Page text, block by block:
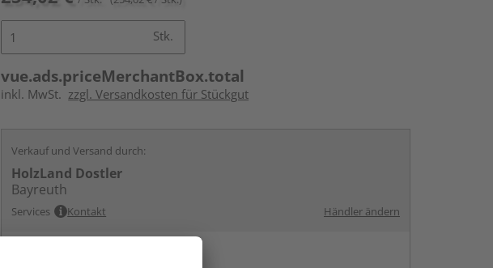
Stk.
vue.ads.priceMerchantBox.total
inkl. MwSt. zzgl. Versandkosten für Stückgut
Verkauf und Versand durch:
HolzLand Dostler
Bayreuth
Services Kontakt Händler ändern